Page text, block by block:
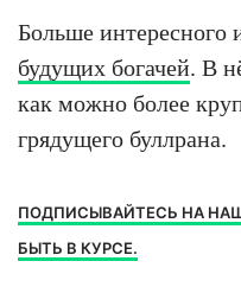
Больше
будущих богачей. В
как можно более
грядущего буллрана.
ПОДПИСЫВАЙТЕСЬ НА
БЫТЬ В КУРСЕ.